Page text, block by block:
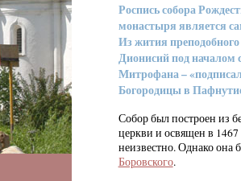
Роспись собора
монастыря является
Из жития
Дионисий под началом
Митрофана –
Богородицы в
Собор был построен из
церкви и освящен в
неизвестно. Однако
Боровского.